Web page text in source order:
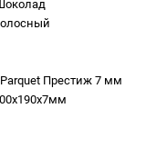
Престиж 7 мм